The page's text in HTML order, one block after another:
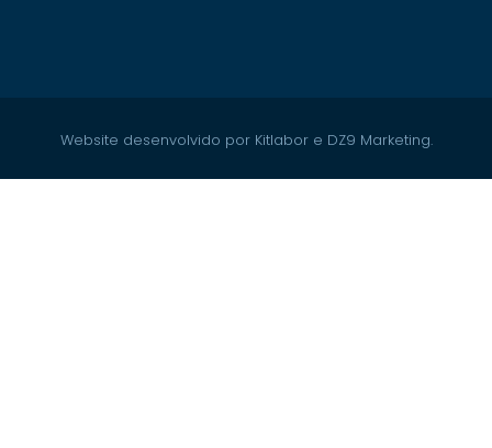
Website desenvolvido por Kitlabor e DZ9 Marketing.